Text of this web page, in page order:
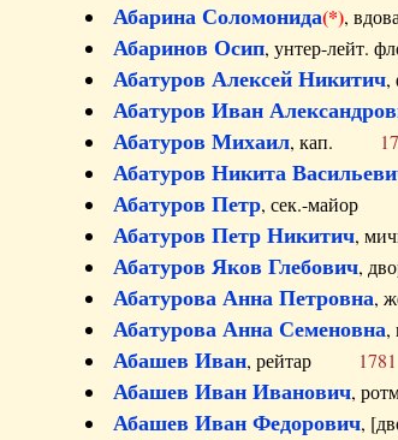
Абарина Соломонида(*),
Абаринов Осип, унтер-
Абатуров Алексей Никитич,
Абатуров Иван
Абатуров Михаил, кап.
Абатуров Никита
Абатуров Петр, сек.-майор
Абатуров Петр Никитич,
Абатуров Яков Глебович,
Абатурова Анна Петровна,
Абатурова Анна Семеновна,
Абашев Иван, рейтар 1781
Абашев Иван Иванович,
Абашев Иван Федорович,